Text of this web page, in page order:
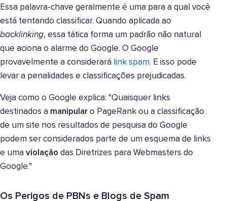
Essa palavra-chave geralmente é uma para a qual você
está tentando classificar. Quando aplicada ao
backlinking, essa tática forma um padrão não natural
que aciona o alarme do Google. O Google
provavelmente a considerará link spam. E isso pode
levar a penalidades e classificações prejudicadas.
Veja como o Google explica: "Quaisquer links
destinados a manipular o PageRank ou a classificação
de um site nos resultados de pesquisa do Google
podem ser considerados parte de um esquema de links
e uma violação das Diretrizes para Webmasters do
Google."
Os Perigos de PBNs e Blogs de Spam